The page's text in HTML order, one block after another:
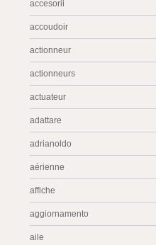
accesorii
accoudoir
actionneur
actionneurs
actuateur
adattare
adrianoldo
aérienne
affiche
aggiornamento
aile